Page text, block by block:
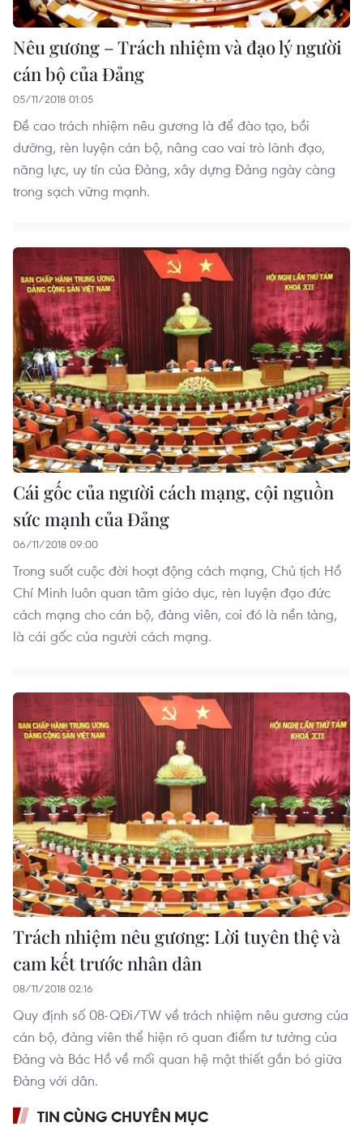
Nêu gương – Trách nhiệm và đạo lý người
cán bộ của Đảng
05/11/2018 01:05
Đề cao trách nhiệm nêu gương là để đào tạo, bồi
dưỡng, rèn luyện cán bộ, nâng cao vai trò lãnh đạo,
năng lực, uy tín của Đảng, xây dựng Đảng ngày càng
trong sạch vững mạnh.
Cái gốc của người cách mạng, cội nguồn
sức mạnh của Đảng
06/11/2018 09:00
Trong suốt cuộc đời hoạt động cách mạng, Chủ tịch Hồ
Chí Minh luôn quan tâm giáo dục, rèn luyện đạo đức
cách mạng cho cán bộ, đảng viên, coi đó là nền tảng,
là cái gốc của người cách mạng.
Trách nhiệm nêu gương: Lời tuyên thệ và
cam kết trước nhân dân
08/11/2018 02:16
Quy định số 08-QĐi/TW về trách nhiệm nêu gương của
cán bộ, đảng viên thể hiện rõ quan điểm tư tưởng của
Đảng và Bác Hồ về mối quan hệ mật thiết gắn bó giữa
Đảng với dân.
TIN CÙNG CHUYÊN MỤC